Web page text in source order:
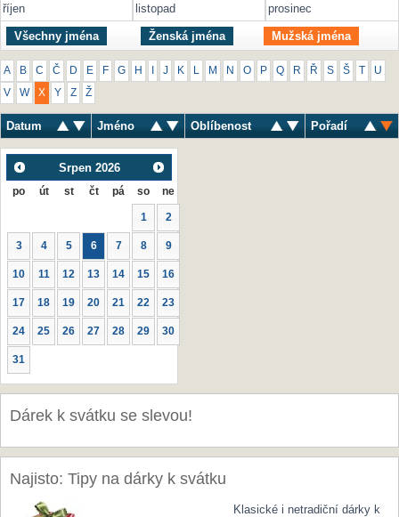
říjen
listopad prosinec
Všechny jména Ženská jména Mužská jména
A B C Č D E F G H J K M N O P Q R Ř S Š U
V W X Y Z Ž
Datum Jméno Oblíbenost Pořadí
Srpen 2026
po út st čt pá so ne
1 2
3 4 5 6 7 8 9
10 11 12 13 14 15 16
17 18 19 20 21 22 23
24 25 26 27 28 29 30
31
Dárek k svátku se slevou!
Najisto: Tipy na dárky k svátku
Klasické i netradiční dárky k